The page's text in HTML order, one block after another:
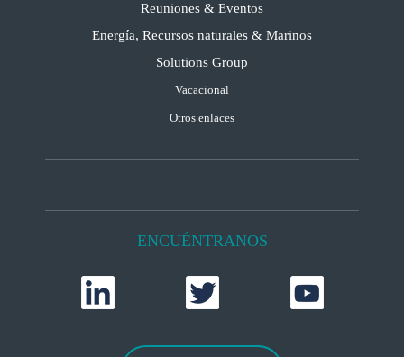
Reuniones & Eventos
Energía, Recursos naturales & Marinos
Solutions Group
Vacacional
Otros enlaces
ENCUÉNTRANOS